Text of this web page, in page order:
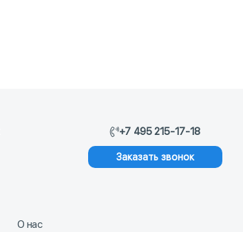
+7 495 215-17-18
Заказать звонок
О нас